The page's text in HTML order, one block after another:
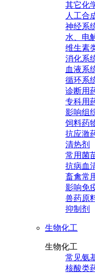
其它化
人工合
神经系
水、电
维生素
消化系
血液系
循环系
诊断用
专科用
影响组
饲料药
抗应激
清热剂
常用菌
抗病血
畜禽常
影响免
兽药原
抑制剂
生物化工
生物化工
常见氨
核酸类